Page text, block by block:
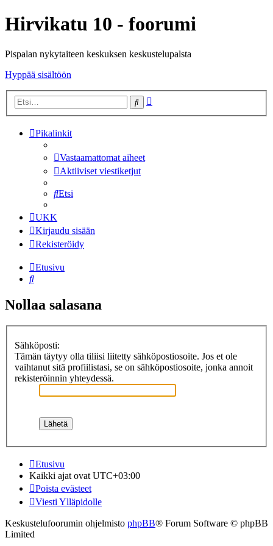
Hirvikatu 10 - foorumi
Pispalan nykytaiteen keskuksen keskustelupalsta
Hyppää sisältöön
Etsi
Pikalinkit
Vastaamattomat aiheet
Aktiiviset viestiketjut
Etsi
UKK
Kirjaudu sisään
Rekisteröidy
Etusivu
Etsi
Nollaa salasana
Sähköposti:
Tämän täytyy olla tiliisi liitetty sähköpostiosoite. Jos et ole
vaihtanut sitä profiilistasi, se on sähköpostiosoite, jonka annoit
rekisteröinnin yhteydessä.
Etusivu
Kaikki ajat ovat UTC+03:00
Poista evästeet
Viesti Ylläpidolle
Keskustelufoorumin ohjelmisto phpBB® Forum Software © phpBB
Limited